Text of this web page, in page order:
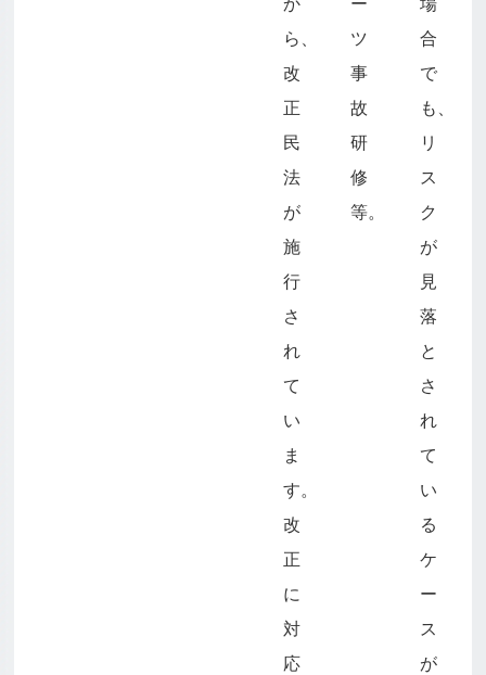
か
ら、
改
正
民
法
が
施
行
さ
れ
て
い
ま
す。
改
正
に
対
応
ー
ツ
事
故
研
修
等。
場
合
で
も、
リ
ス
ク
が
見
落
と
さ
れ
て
い
る
ケ
ー
ス
が